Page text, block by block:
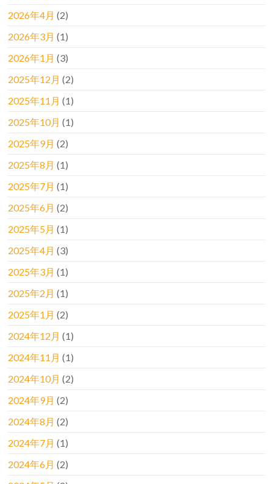
2026年4月 (2)
2026年3月 (1)
2026年1月 (3)
2025年12月 (2)
2025年11月 (1)
2025年10月 (1)
2025年9月 (2)
2025年8月 (1)
2025年7月 (1)
2025年6月 (2)
2025年5月 (1)
2025年4月 (3)
2025年3月 (1)
2025年2月 (1)
2025年1月 (2)
2024年12月 (1)
2024年11月 (1)
2024年10月 (2)
2024年9月 (2)
2024年8月 (2)
2024年7月 (1)
2024年6月 (2)